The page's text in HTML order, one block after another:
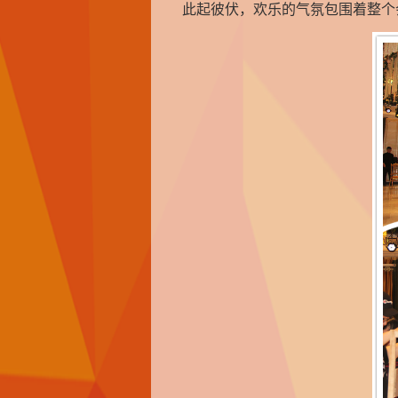
此起彼伏，欢乐的气氛包围着整